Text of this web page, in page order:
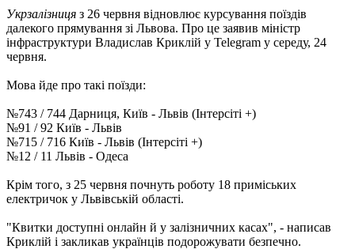
Укрзалізниця з 26 червня відновлює курсування поїздів
далекого прямування зі Львова. Про це заявив міністр
інфраструктури Владислав Криклій у Telegram у середу, 24
червня.
Мова йде про такі поїзди:
№743 / 744 Дарниця, Київ - Львів (Інтерсіті +)
№91 / 92 Київ - Львів
№715 / 716 Київ - Львів (Інтерсіті +)
№12 / 11 Львів - Одеса
Крім того, з 25 червня почнуть роботу 18 приміських
електричок у Львівській області.
"Квитки доступні онлайн й у залізничних касах", - написав
Криклій і закликав українців подорожувати безпечно.